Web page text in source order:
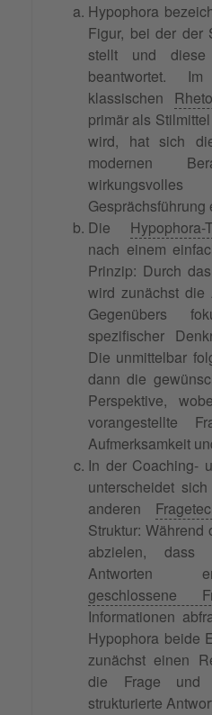
Hypophora
Figur, bei der der
stellt und diese
beantwortet.
klassischen
primär als
wird, hat sich
modernen
Gesprächsführung
Die Hypophora-
nach einem
Prinzip: Durch
wird zunächst die
Gegenübers
spezifischer
Die unmittelbar
dann die
Perspektive,
vorangestellte
Aufmerksamkeit
In der Coaching-
unterscheidet
anderen
Struktur: Während
abzielen,
Antworten
geschlossene
Informationen
Hypophora beide
zunächst einen
die Frage und
strukturierte